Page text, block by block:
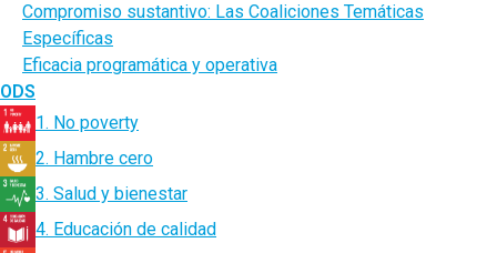
Compromiso sustantivo: Las Coaliciones Temáticas
Específicas
Eficacia programática y operativa
ODS
1. No poverty
2. Hambre cero
3. Salud y bienestar
4. Educación de calidad